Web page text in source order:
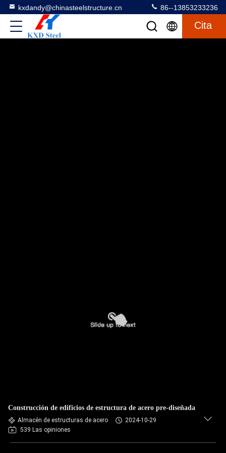
kxdandy@chinasteelstructure.cn 86--13853233236
Cita
Construcción de edificios de estructura de acero pre-diseñada
Almacén de estructuras de acero
2024-10-29
539 Las opiniones